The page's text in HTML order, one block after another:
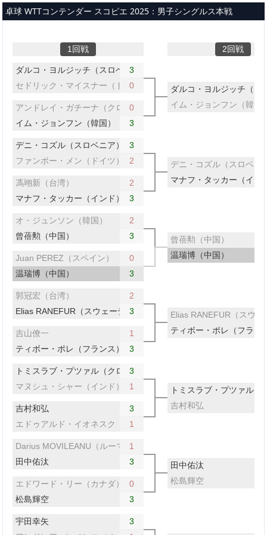
メインコンテンツへスキップ
卓球 WTTコンテンダー スコピエ 2025：男子シングルス本戦
1回戦 2回戦
ダルコ・ヨルジッチ（スロベニア）
3
セドリック・マイスナー（ドイツ）
0
アンドレイ・ガチーナ（クロアチア）
0
イム・ジョンフン（韓国）
3
デニ・コズル（スロベニア）
3
ファンボー・メン（ドイツ）
2
馮翊新（台湾）
2
マナフ・タッカー（インド）
3
オ・ジュンソン（韓国）
2
曾蓓勲（中国）
3
Juan PEREZ（スペイン）
0
温瑞博（中国）
3
郭冠宏（台湾）
2
Elias RANEFUR（スウェーデン）
3
吉山僚一
1
ティボー・ポレ（フランス）
3
トミスラブ・プツァル（クロアチア）
3
マヌシュ・シャー（インド）
1
吉村和弘
3
エドゥアルド・イオネスク（ルーマニア）
1
Darius MOVILEANU（ルーマニア）
1
田中佑汰
3
エドワード・リー（カナダ）
0
松島輝空
3
宇田幸矢
3
ダルコ・ヨルジッチ（ス
イム・ジョンフン（韓国
デニ・コズル（スロベニ
マナフ・タッカー（イン
曾蓓勲（中国）
温瑞博（中国）
Elias RANEFUR（スウェ
ティボー・ポレ（フラン
トミスラブ・プツァル（
吉村和弘
田中佑汰
松島輝空